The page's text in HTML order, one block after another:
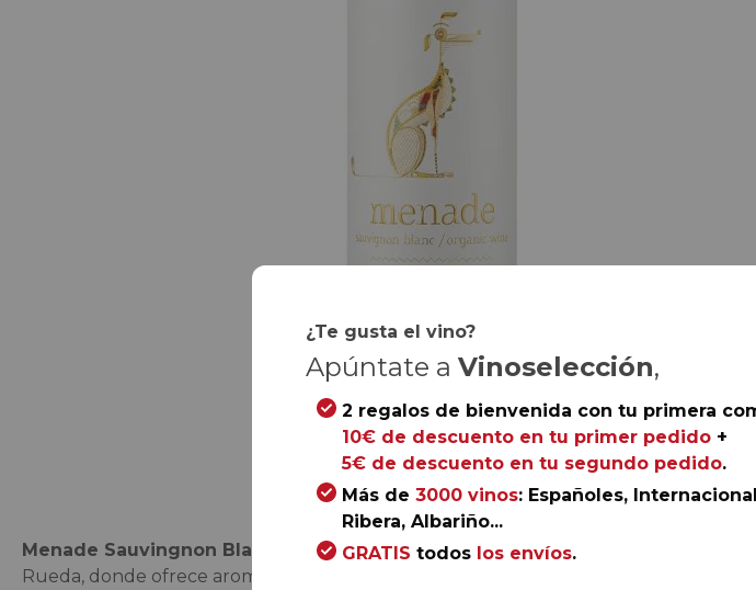
la
galería
Ref.
Menade Sauvingnon Blanc 2024demuestra el buen comportamiento de la
Rueda, donde ofrece aromas tropicales y de fruta de hueso que, bien combinados
¿Te gusta el vino?
Apúntate a Vinoselección,
2 regalos de bienvenida con tu primera
10€ de descuento en tu primer pedido+
5€ de descuento en tu segundo pedido.
Más de 3000 vinos: Españoles,
Ribera, Albariño...
GRATIS todos los envíos.